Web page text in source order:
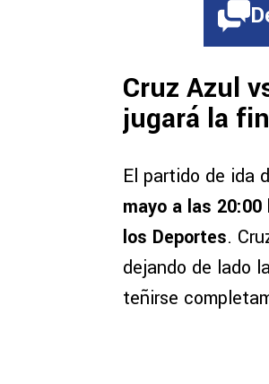
Cruz Azul
jugará la
El partido de ida
mayo a las
los Deportes.
dejando de lado
teñirse